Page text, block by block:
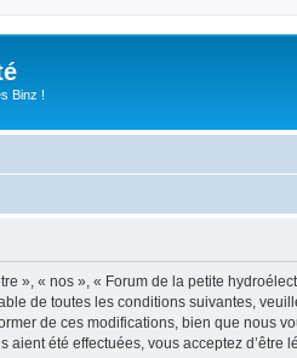
Binz !
», « nos », « Forum de la petite
de toutes les conditions suivantes,
de ces modifications, bien que nous
été effectuées, vous acceptez